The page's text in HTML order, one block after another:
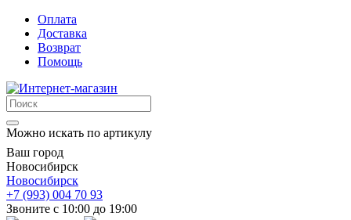
Оплата
Доставка
Возврат
Помощь
Можно искать по артикулу
Ваш город
Новосибирск
Новосибирск
+7 (993) 004 70 93
Звоните с 10:00 до 19:00